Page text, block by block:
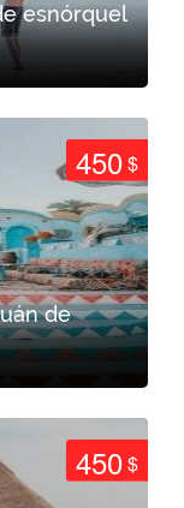
esnórquel
450$
de
450$